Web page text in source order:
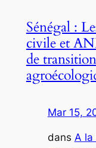
Sénégal :
civile et
de
Mar 15,
dans A la